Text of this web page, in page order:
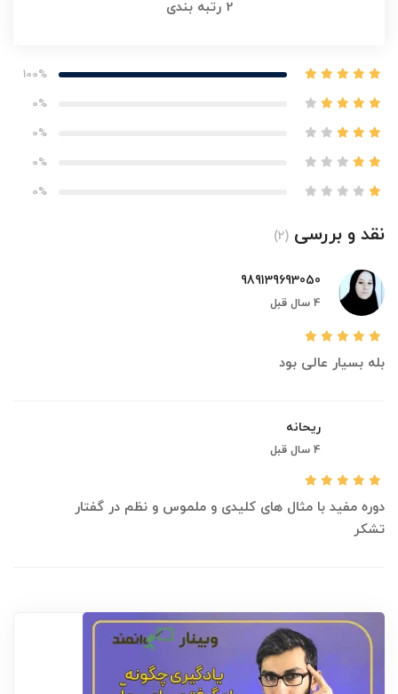
2 رتبه بندی
100%
0%
0%
0%
0%
نقد و بررسی (2)
989139693050
4 سال قبل
بله بسیار عالی بود
ریحانه
4 سال قبل
دوره مفید با مثال های کلیدی و ملموس و نظم در گفتار
تشکر